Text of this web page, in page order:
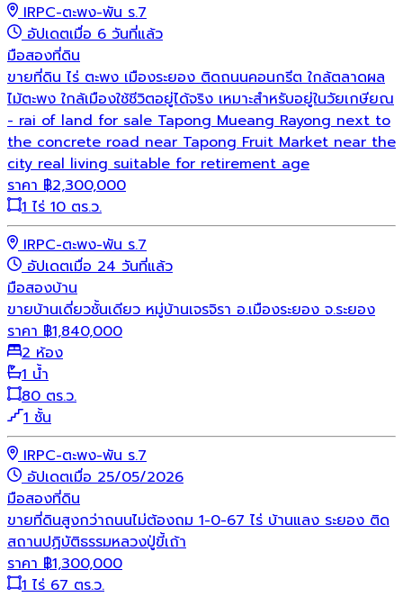
IRPC-ตะพง-พัน ร.7
อัปเดตเมื่อ 6 วันที่แล้ว
มือสองที่ดิน
ขายที่ดิน ไร่ ตะพง เมืองระยอง ติดถนนคอนกรีต ใกล้ตลาดผล
ไม้ตะพง ใกล้เมืองใช้ชีวิตอยู่ได้จริง เหมาะสำหรับอยู่ในวัยเกษียณ
- rai of land for sale Tapong Mueang Rayong next to
the concrete road near Tapong Fruit Market near the
city real living suitable for retirement age
ราคา ฿2,300,000
1 ไร่ 10 ตร.ว.
IRPC-ตะพง-พัน ร.7
อัปเดตเมื่อ 24 วันที่แล้ว
มือสองบ้าน
ขายบ้านเดี่ยวชั้นเดียว หมู่บ้านเจรจิรา อ.เมืองระยอง จ.ระยอง
ราคา ฿1,840,000
2 ห้อง
1 น้ำ
80 ตร.ว.
1 ชั้น
IRPC-ตะพง-พัน ร.7
อัปเดตเมื่อ 25/05/2026
มือสองที่ดิน
ขายที่ดินสูงกว่าถนนไม่ต้องถม 1-0-67 ไร่ บ้านแลง ระยอง ติด
สถานปฏิบัติธรรมหลวงปู่ขี้เถ้า
ราคา ฿1,300,000
1 ไร่ 67 ตร.ว.